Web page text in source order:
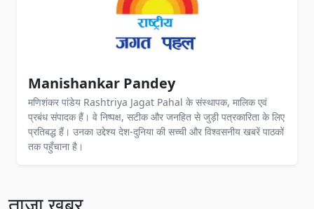
Manishankar Pandey
मणिशंकर पांडेय Rashtriya Jagat Pahal के संस्थापक, मालिक एवं
प्रबंध संपादक हैं। वे निष्पक्ष, सटीक और जनहित से जुड़ी पत्रकारिता के लिए
प्रतिबद्ध हैं। उनका उद्देश्य देश-दुनिया की सच्ची और विश्वसनीय खबरें पाठकों
तक पहुँचाना है।